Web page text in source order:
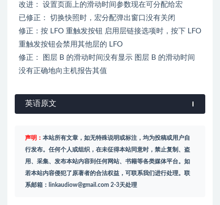
改进： 设置页面上的滑动时间参数现在可分配给宏
已修正： 切换快照时，宏分配弹出窗口没有关闭
修正：按 LFO 重触发按钮 启用层链接选项时，按下 LFO
重触发按钮会禁用其他层的 LFO
修正： 图层 B 的滑动时间没有显示 图层 B 的滑动时间
没有正确地向主机报告其值
英语原文
声明： 本站所有文章，如无特殊说明或标注，均为投稿或用户自
行发布。任何个人或组织，在未征得本站同意时，禁止复制、盗
用、采集、发布本站内容到任何网站、书籍等各类媒体平台。如
若本站内容侵犯了原著者的合法权益，可联系我们进行处理。联
系邮箱： linkaudiow@gmail.com 2-3天处理